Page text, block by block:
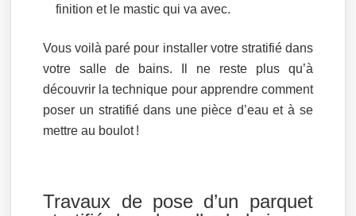
finition et le mastic qui va avec.
Vous voilà paré pour installer votre stratifié dans
votre salle de bains. Il ne reste plus qu’à
découvrir la technique pour apprendre comment
poser un stratifié dans une pièce d’eau et à se
mettre au boulot !
Travaux de pose d’un parquet